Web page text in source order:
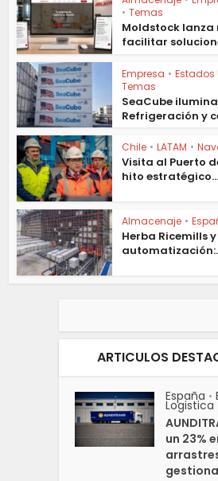
• Temas
Moldstock lanza
facilitar
Empresa • Estados
Temas
SeaCube
Refrigeración y
Chile • LATAM •
Visita al Puerto
hito estratégico...
Almacenaje •
Herba Ricemills
ARTICULOS
España •
Logistica
un 23%